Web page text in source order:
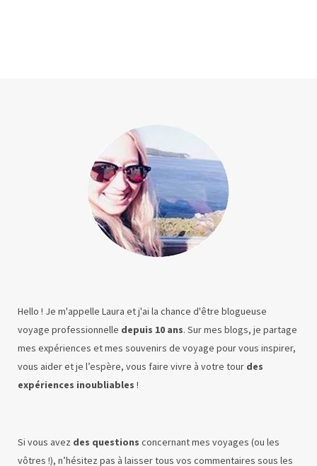
Hello ! Je m'appelle Laura et j'ai la chance d'être blogueuse
voyage professionnelle depuis 10 ans. Sur mes blogs, je partage
mes expériences et mes souvenirs de voyage pour vous inspirer,
vous aider et je l’espère, vous faire vivre à votre tour des
expériences inoubliables !
Si vous avez des questions concernant mes voyages (ou les
vôtres !), n’hésitez pas à laisser tous vos commentaires sous les